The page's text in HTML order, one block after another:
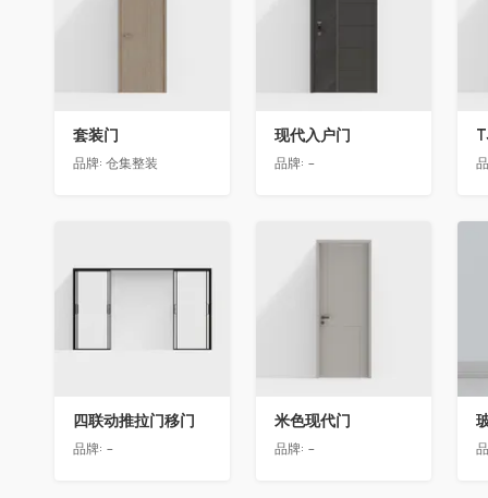
套装门
品牌: 仓集整装
现代入户门
品牌: -
四联动推拉门移门
品牌: -
收藏
米色现代门
品牌: -